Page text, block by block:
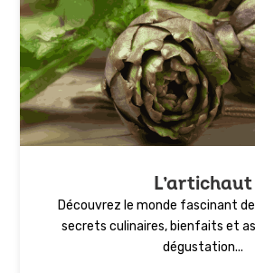
L’artichaut
Découvrez le monde fascinant
secrets culinaires, bienfaits et
dégustation...